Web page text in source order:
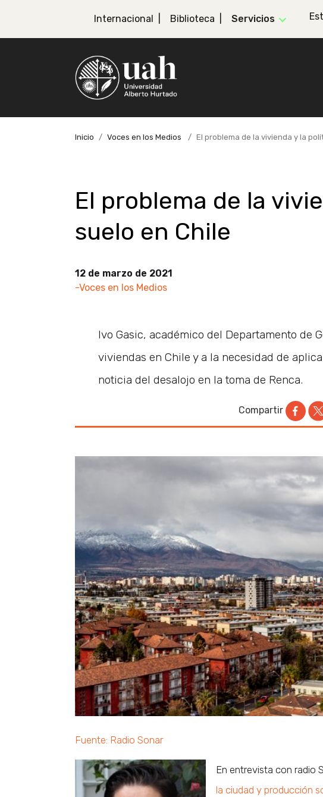
Internacional Biblioteca Servicios
Inicio Voces en los Medios El problema de la vivienda y la
El problema de la
suelo en Chile
12 de marzo de 2021
-Voces en los Medios
Ivo Gasic, académico del Departamento de
viviendas en Chile y a la necesidad de
noticia del desalojo en la toma de Renca.
Compartir
Fuente: Radio Sonar
En entrevista con radio
la ciudad y producción